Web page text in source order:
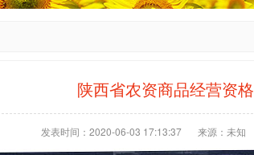
陕西省农资商品经营资格
发表时间：2020-06-03 17:13:37 来源：未知